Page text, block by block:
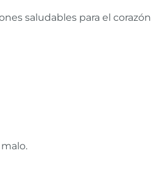
saludables para el corazón